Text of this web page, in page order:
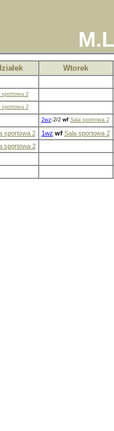
Wtorek
sportowa 2
sportowa 2
2wz-2/2 wf Sala sportowa 2
sportowa 2 1wz wf Sala sportowa 2
sportowa 2